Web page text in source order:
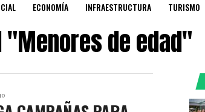
ECONOMÍA INFRAESTRUCTURA TURISMO
de edad"